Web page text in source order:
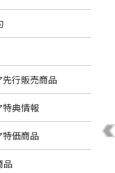
先行販売商品
特典情報
特価商品
品